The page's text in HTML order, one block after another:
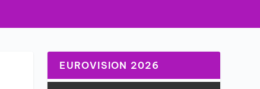
EUROVISION 2026